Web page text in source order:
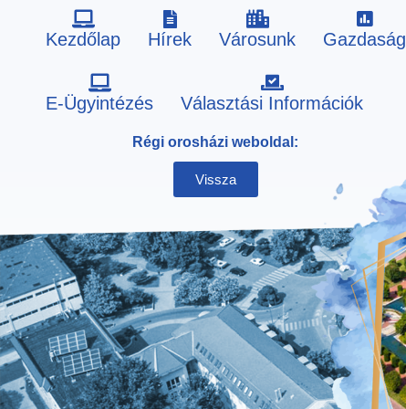
Kezdőlap Hírek Városunk Gazdaság
E-Ügyintézés Választási Információk
Régi orosházi weboldal:
Vissza